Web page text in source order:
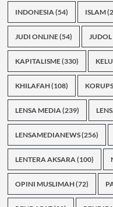
INDONESIA(54) ISLAM
JUDI ONLINE(54) JUDOL
KAPITALISME(330)
KHILAFAH(108)
LENSA MEDIA(239)
LENSAMEDIANEWS(256)
LENTERA AKSARA(100)
OPINI MUSLIMAH(72)